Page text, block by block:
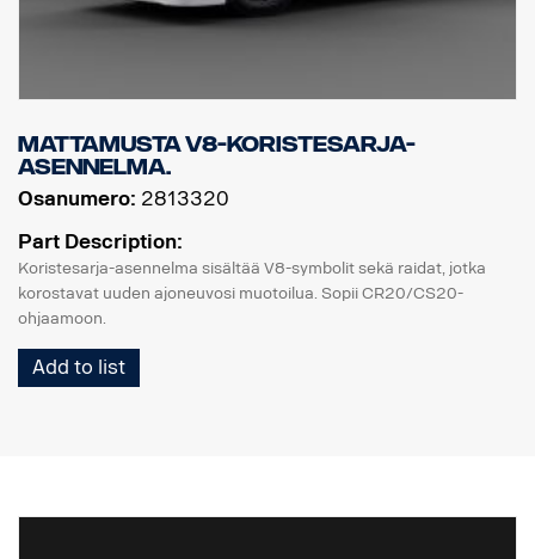
Mattamusta V8-koristesarja-
asennelma.
Osanumero: 2813320
Part Description:
Koristesarja-asennelma sisältää V8-symbolit sekä raidat, jotka
korostavat uuden ajoneuvosi muotoilua. Sopii CR20/CS20-
ohjaamoon.
Add to list